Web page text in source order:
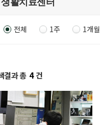
전체 1주 1개월
결과 총 4 건